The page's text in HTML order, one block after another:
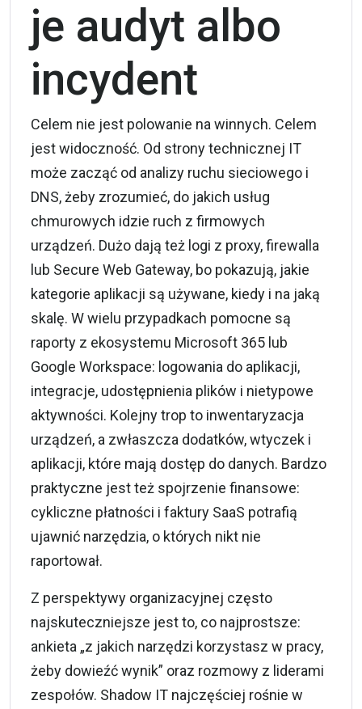
je audyt albo
incydent
Celem nie jest polowanie na winnych. Celem
jest widoczność. Od strony technicznej IT
może zacząć od analizy ruchu sieciowego i
DNS, żeby zrozumieć, do jakich usług
chmurowych idzie ruch z firmowych
urządzeń. Dużo dają też logi z proxy, firewalla
lub Secure Web Gateway, bo pokazują, jakie
kategorie aplikacji są używane, kiedy i na jaką
skalę. W wielu przypadkach pomocne są
raporty z ekosystemu Microsoft 365 lub
Google Workspace: logowania do aplikacji,
integracje, udostępnienia plików i nietypowe
aktywności. Kolejny trop to inwentaryzacja
urządzeń, a zwłaszcza dodatków, wtyczek i
aplikacji, które mają dostęp do danych. Bardzo
praktyczne jest też spojrzenie finansowe:
cykliczne płatności i faktury SaaS potrafią
ujawnić narzędzia, o których nikt nie
raportował.
Z perspektywy organizacyjnej często
najskuteczniejsze jest to, co najprostsze:
ankieta „z jakich narzędzi korzystasz w pracy,
żeby dowieźć wynik” oraz rozmowy z liderami
zespołów. Shadow IT najczęściej rośnie w